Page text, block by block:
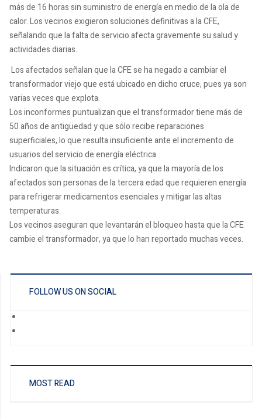
más de 16 horas sin suministro de energía en medio de la ola de
calor. Los vecinos exigieron soluciones definitivas a la CFE,
señalando que la falta de servicio afecta gravemente su salud y
actividades diarias.
Los afectados señalan que la CFE se ha negado a cambiar el
transformador viejo que está ubicado en dicho cruce, pues ya son
varias veces que explota.
Los inconformes puntualizan que el transformador tiene más de
50 años de antigüedad y que sólo recibe reparaciones
superficiales, lo que resulta insuficiente ante el incremento de
usuarios del servicio de energía eléctrica.
Indicaron que la situación es crítica, ya que la mayoría de los
afectados son personas de la tercera edad que requieren energía
para refrigerar medicamentos esenciales y mitigar las altas
temperaturas.
Los vecinos aseguran que levantarán el bloqueo hasta que la CFE
cambie el transformador, ya que lo han reportado muchas veces.
FOLLOW US ON SOCIAL
MOST READ